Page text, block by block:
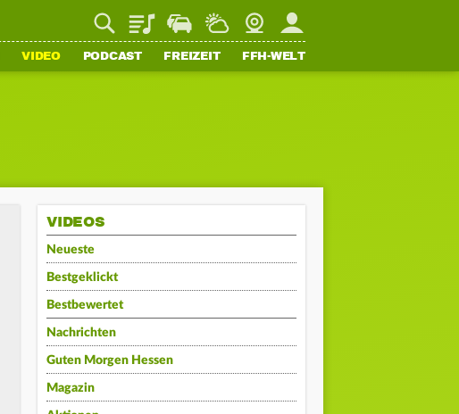
PlaylistStaupilotWetterWebcamMein FFH
VIDEO PODCAST FREIZEIT FFH-WELT
VIDEOS
Neueste
Bestgeklickt
Bestbewertet
Nachrichten
Guten Morgen Hessen
Magazin